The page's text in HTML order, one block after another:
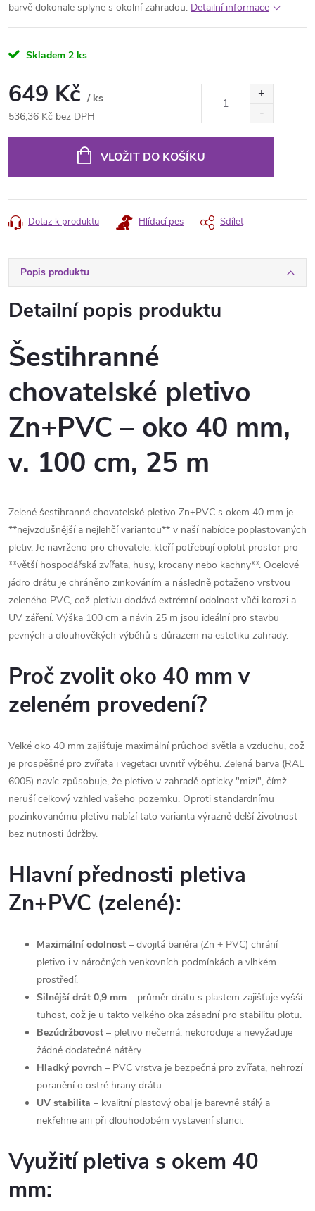
barvě dokonale splyne s okolní zahradou. Detailní informace
Skladem 2 ks
649 Kč / ks
536,36 Kč bez DPH
VLOŽIT DO KOŠÍKU
Dotaz k produktu Hlídací pes Sdílet
Popis produktu
Detailní popis produktu
Šestihranné
chovatelské pletivo
Zn+PVC – oko 40 mm,
v. 100 cm, 25 m
Zelené šestihranné chovatelské pletivo Zn+PVC s okem 40 mm je
**nejvzdušnější a nejlehčí variantou** v naší nabídce poplastovaných
pletiv. Je navrženo pro chovatele, kteří potřebují oplotit prostor pro
**větší hospodářská zvířata, husy, krocany nebo kachny**. Ocelové
jádro drátu je chráněno zinkováním a následně potaženo vrstvou
zeleného PVC, což pletivu dodává extrémní odolnost vůči korozi a
UV záření. Výška 100 cm a návin 25 m jsou ideální pro stavbu
pevných a dlouhověkých výběhů s důrazem na estetiku zahrady.
Proč zvolit oko 40 mm v
zeleném provedení?
Velké oko 40 mm zajišťuje maximální průchod světla a vzduchu, což
je prospěšné pro zvířata i vegetaci uvnitř výběhu. Zelená barva (RAL
6005) navíc způsobuje, že pletivo v zahradě opticky "mizí", čímž
neruší celkový vzhled vašeho pozemku. Oproti standardnímu
pozinkovanému pletivu nabízí tato varianta výrazně delší životnost
bez nutnosti údržby.
Hlavní přednosti pletiva
Zn+PVC (zelené):
Maximální odolnost – dvojitá bariéra (Zn + PVC) chrání
pletivo i v náročných venkovních podmínkách a vlhkém
prostředí.
Silnější drát 0,9 mm – průměr drátu s plastem zajišťuje vyšší
tuhost, což je u takto velkého oka zásadní pro stabilitu plotu.
Bezúdržbovost – pletivo nečerná, nekoroduje a nevyžaduje
žádné dodatečné nátěry.
Hladký povrch – PVC vrstva je bezpečná pro zvířata, nehrozí
poranění o ostré hrany drátu.
UV stabilita – kvalitní plastový obal je barevně stálý a
nekřehne ani při dlouhodobém vystavení slunci.
Využití pletiva s okem 40
mm: